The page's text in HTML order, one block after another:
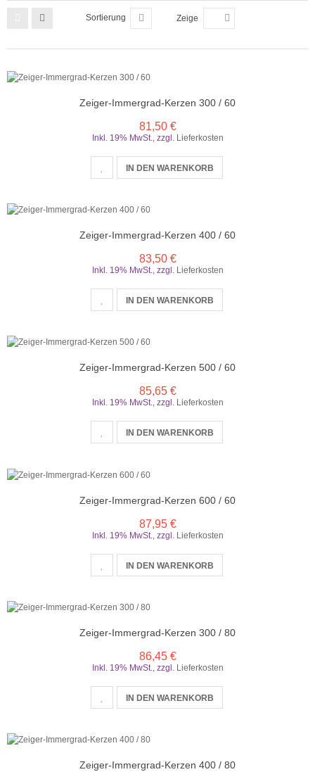
Sortierung Zeige
Zeiger-Immergrad-Kerzen 300 / 60
81,50 €
Inkl. 19% MwSt. zzgl. Lieferkosten
IN DEN WARENKORB
Zeiger-Immergrad-Kerzen 400 / 60
83,50 €
Inkl. 19% MwSt., zzgl. Lieferkosten
IN DEN WARENKORB
Zeiger-Immergrad-Kerzen 500 / 60
85,65 €
Inkl. 19% MwSt., zzgl. Lieferkosten
IN DEN WARENKORB
Zeiger-Immergrad-Kerzen 600 / 60
87,95 €
Inkl. 19% MwSt. zzgl. Lieferkosten
IN DEN WARENKORB
Zeiger-Immergrad-Kerzen 300 / 80
86,45 €
Inkl. 19% MwSt., zzgl. Lieferkosten
IN DEN WARENKORB
Zeiger-Immergrad-Kerzen 400 / 80